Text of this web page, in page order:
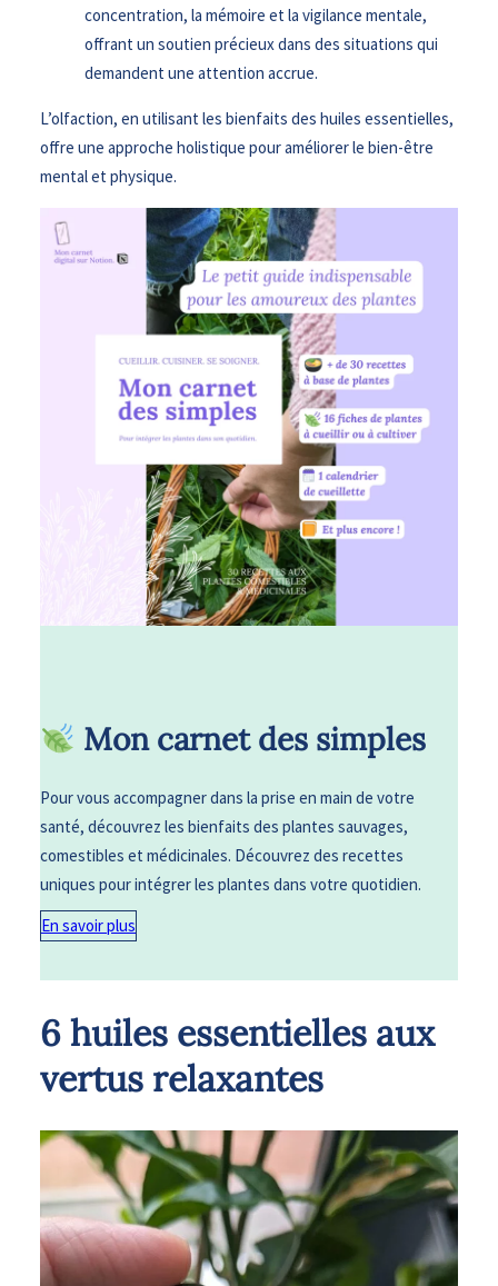
concentration, la mémoire et la vigilance mentale,
offrant un soutien précieux dans des situations qui
demandent une attention accrue.
L’olfaction, en utilisant les bienfaits des huiles essentielles,
offre une approche holistique pour améliorer le bien-être
mental et physique.
​ Mon carnet des simples
Pour vous accompagner dans la prise en main de votre
santé, découvrez les bienfaits des plantes sauvages,
comestibles et médicinales. Découvrez des recettes
uniques pour intégrer les plantes dans votre quotidien.
En savoir plus
6 huiles essentielles aux
vertus relaxantes